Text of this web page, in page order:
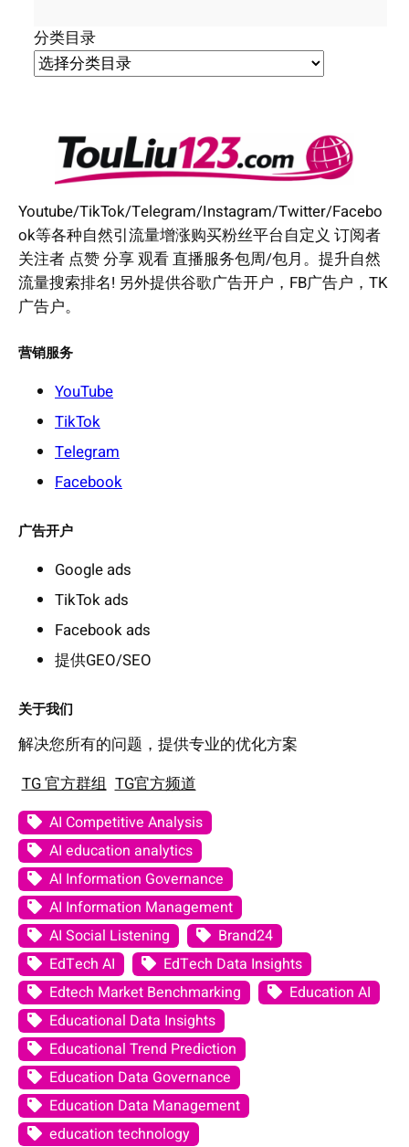
分类目录
Youtube/TikTok/Telegram/Instagram/Twitter/Facebo
ok等各种自然引流量增涨购买粉丝平台自定义 订阅者
关注者 点赞 分享 观看 直播服务包周/包月。提升自然
流量搜索排名! 另外提供谷歌广告开户，FB广告户，TK
广告户。
营销服务
YouTube
TikTok
Telegram
Facebook
广告开户
Google ads
TikTok ads
Facebook ads
提供GEO/SEO
关于我们
解决您所有的问题，提供专业的优化方案
TG 官方群组 TG官方频道
AI Competitive Analysis
AI education analytics
AI Information Governance
AI Information Management
AI Social Listening
Brand24
EdTech AI
EdTech Data Insights
Edtech Market Benchmarking
Education AI
Educational Data Insights
Educational Trend Prediction
Education Data Governance
Education Data Management
education technology